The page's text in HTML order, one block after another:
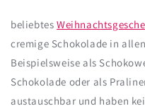
beliebtes
cremige Schokolade in
Beispielsweise als
Schokolade oder als
austauschbar und haben